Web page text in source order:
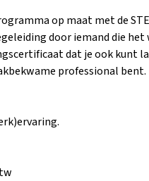
op maat met de
door iemand die het
dat je ook kunt
professional